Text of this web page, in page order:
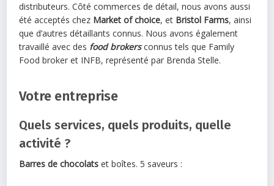
distributeurs. Côté commerces de détail, nous avons aussi
été acceptés chez Market of choice, et Bristol Farms, ainsi
que d’autres détaillants connus. Nous avons également
travaillé avec des food brokersconnus tels que Family
Food broker et INFB, représenté par Brenda Stelle.
Votre entreprise
Quels services, quels produits, quelle
activité ?
Barres de chocolats et boîtes. 5 saveurs :